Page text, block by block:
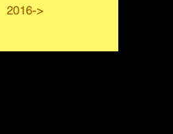
2016->